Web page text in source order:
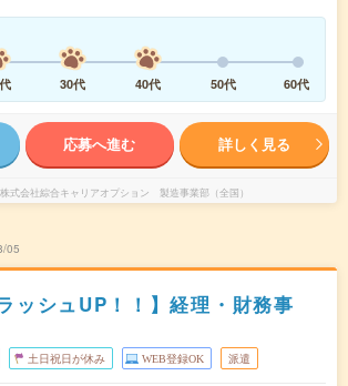
30代 40代 50代 60代
応募へ進む 詳しく見る
株式会社綜合キャリアオプション 製造事業部（全国）
05
ッシュUP！！】経理・財務事
土日祝日が休み WEB登録OK 派遣